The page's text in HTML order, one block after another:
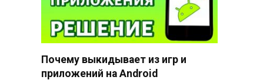
Почему выкидывает из игр и
приложений на Android